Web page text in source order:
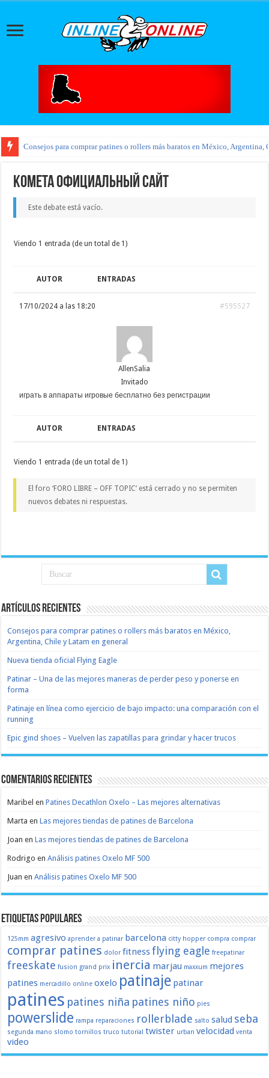
Consejos para comprar patines o rollers más baratos en México, Argentina,
kometa официальный сайт
Este debate está vacío.
Viendo 1 entrada (de un total de 1)
AUTOR ENTRADAS
17/10/2024 a las 18:20 #595527
AllenSalia
Invitado
играть в аппараты игровые бесплатно без регистрации
AUTOR ENTRADAS
Viendo 1 entrada (de un total de 1)
El foro ‘FORO LIBRE – OFF TOPIC’ está cerrado y no se permiten
nuevos debates ni respuestas.
Artículos recientes
Consejos para comprar patines o rollers más baratos en México,
Argentina, Chile y Latam en general
Nueva tienda oficial Flying Eagle
Patinar – Una de las mejores maneras de perder peso y ponerse en
forma
Patinaje en línea como ejercicio de bajo impacto: una comparación con el
running
Epic gind shoes – Vuelven las zapatillas para grindar y hacer trucos
Comentarios recientes
Maribel enPatines Decathlon Oxelo – Las mejores alternativas
Marta enLas mejores tiendas de patines de Barcelona
Joan enLas mejores tiendas de patines de Barcelona
Rodrigo enAnálisis patines Oxelo MF 500
Juan enAnálisis patines Oxelo MF 500
Etiquetas populares
125mm agresivo aprender a patinar barcelona citty hopper compra comprar
comprar patines dolor fitnessflying eagle freepatinar
freeskate fusion grand prix inercia marjau maxxum mejores
patines mercadillo online oxelo patinaje patinar
patines patines niña patines niño pies
powerslide rampa reparaciones rollerblade salto salud seba
segunda mano slomo tornillos truco tutorial twister urban velocidad venta
video